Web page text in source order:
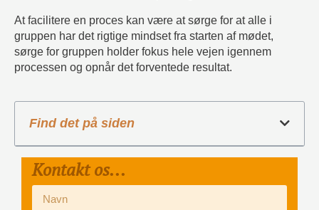
At facilitere en proces kan være at sørge for at alle i
gruppen har det rigtige mindset fra starten af mødet,
sørge for gruppen holder fokus hele vejen igennem
processen og opnår det forventede resultat.
Find det på siden
Kontakt os...